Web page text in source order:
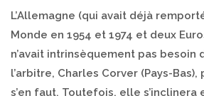
L’Allemagne (qui avait déjà
Monde en 1954 et 1974 et deux
n’avait intrinsèquement pas besoin
l’arbitre, Charles Corver (Pays-
s’en faut. Toutefois, elle s’inclinera